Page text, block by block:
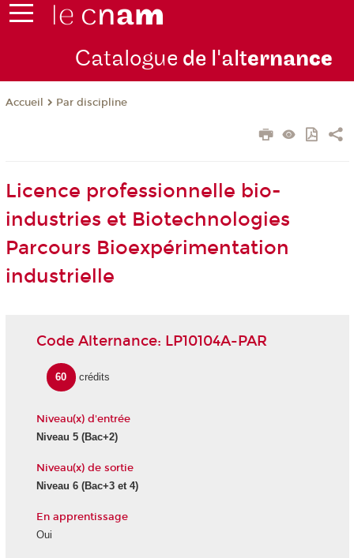
Catalogue de l'alternance
Accueil Par discipline
Licence professionnelle bio-
industries et Biotechnologies
Parcours Bioexpérimentation
industrielle
Code Alternance: LP10104A-PAR
60 crédits
Niveau(x) d'entrée
Niveau 5(Bac+2)
Niveau(x) de sortie
Niveau 6(Bac+3 et 4)
En apprentissage
Oui